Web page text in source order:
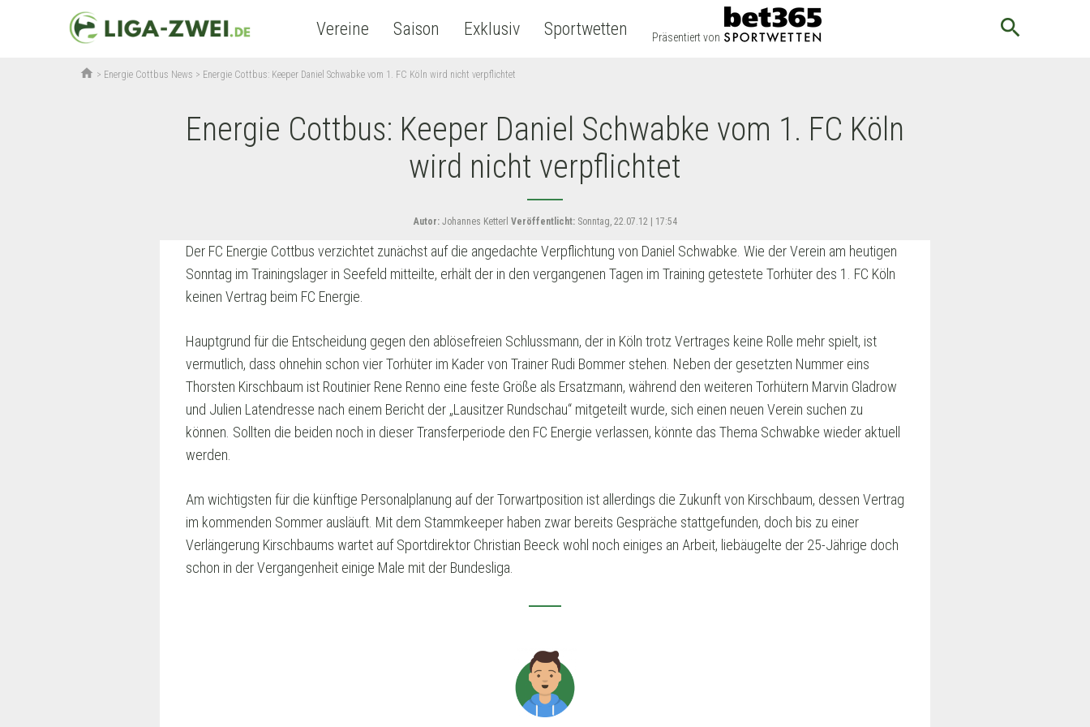
Vereine Saison Exklusiv Sportwetten Präsentiert von search
home > Energie Cottbus News > Energie Cottbus: Keeper Daniel Schwabke vom 1. FC Köln wird nicht verpflichtet
Energie Cottbus: Keeper Daniel Schwabke vom 1. FC Köln
wird nicht verpflichtet
Autor:Johannes Ketterl Veröffentlicht:Sonntag, 22.07.12 | 17:54
Der FC Energie Cottbus verzichtet zunächst auf die angedachte Verpflichtung von Daniel Schwabke. Wie der Verein am heutigen
Sonntag im Trainingslager in Seefeld mitteilte, erhält der in den vergangenen Tagen im Training getestete Torhüter des 1. FC Köln
keinen Vertrag beim FC Energie.
Hauptgrund für die Entscheidung gegen den ablösefreien Schlussmann, der in Köln trotz Vertrages keine Rolle mehr spielt, ist
vermutlich, dass ohnehin schon vier Torhüter im Kader von Trainer Rudi Bommer stehen. Neben der gesetzten Nummer eins
Thorsten Kirschbaum ist Routinier Rene Renno eine feste Größe als Ersatzmann, während den weiteren Torhütern Marvin Gladrow
und Julien Latendresse nach einem Bericht der „Lausitzer Rundschau“ mitgeteilt wurde, sich einen neuen Verein suchen zu
können. Sollten die beiden noch in dieser Transferperiode den FC Energie verlassen, könnte das Thema Schwabke wieder aktuell
werden.
Am wichtigsten für die künftige Personalplanung auf der Torwartposition ist allerdings die Zukunft von Kirschbaum, dessen Vertrag
im kommenden Sommer ausläuft. Mit dem Stammkeeper haben zwar bereits Gespräche stattgefunden, doch bis zu einer
Verlängerung Kirschbaums wartet auf Sportdirektor Christian Beeck wohl noch einiges an Arbeit, liebäugelte der 25-Jährige doch
schon in der Vergangenheit einige Male mit der Bundesliga.